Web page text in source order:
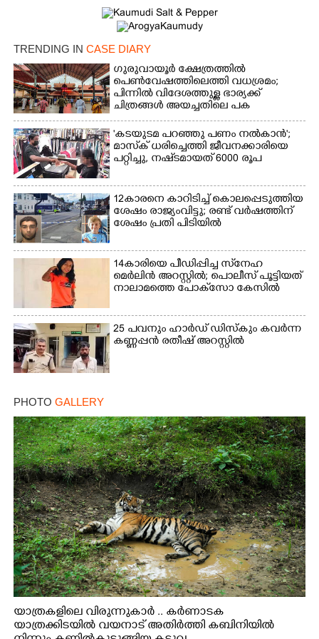
TRENDING IN CASE DIARY
ഗുരുവായൂർ ക്ഷേത്രത്തിൽ
പെൺവേഷത്തിലെത്തി വധശ്രമം;
പിന്നിൽ വിദേശത്തുള്ള ഭാര്യക്ക്
ചിത്രങ്ങൾ അയച്ചതിലെ പക
'കടയുടമ പറഞ്ഞു പണം നൽകാൻ';
മാസ്‌ക് ധരിച്ചെത്തി ജീവനക്കാരിയെ
പറ്റിച്ചു, നഷ്‌ടമായത് 6000 രൂപ
12കാരനെ കാറിടിച്ച് കൊലപ്പെടുത്തിയ
ശേഷം രാജ്യംവിട്ടു; രണ്ട് വർഷത്തിന്
ശേഷം പ്രതി പിടിയിൽ
14കാരിയെ പീഡിപ്പിച്ച സ്‌നേഹ
മെർലിൻ അറസ്റ്റിൽ; പൊലീസ് പൂട്ടിയത്
നാലാമത്തെ പോക്‌സോ കേസിൽ
25 പവനും ഹാർഡ് ഡിസ്കും കവർന്ന
കണ്ണപ്പൻ രതീഷ് അറസ്റ്റിൽ
PHOTO GALLERY
യാത്രകളിലെ വിരുന്നുകാർ .. കർണാടക
യാത്രക്കിടയിൽ വയനാട് അതിർത്തി കബിനിയിൽ
Copy Link